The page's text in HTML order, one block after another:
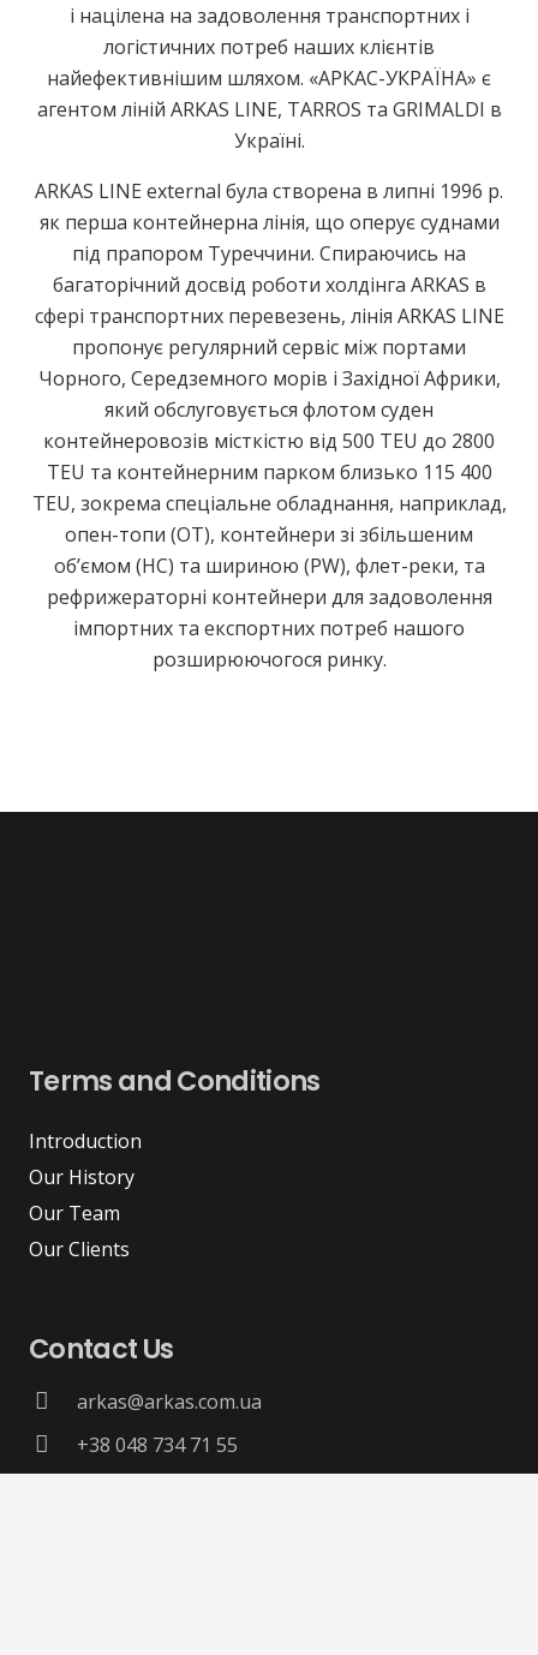
і націлена на задоволення транспортних і
логістичних потреб наших клієнтів
найефективнішим шляхом. «АРКАС-УКРАЇНА» є
агентом ліній ARKAS LINE, TARROS та GRIMALDI в
Україні.
ARKAS LINE external була створена в липні 1996 р.
як перша контейнерна лінія, що оперує суднами
під прапором Туреччини. Спираючись на
багаторічний досвід роботи холдінга ARKAS в
сфері транспортних перевезень, лінія ARKAS LINE
пропонує регулярний сервіс між портами
Чорного, Середземного морів і Західної Африки,
який обслуговується флотом суден
контейнеровозів місткістю від 500 TEU до 2800
TEU та контейнерним парком близько 115 400
TEU, зокрема спеціальне обладнання, наприклад,
опен-топи (ОТ), контейнери зі збільшеним
об’ємом (HC) та шириною (PW), флет-реки, та
рефрижераторні контейнери для задоволення
імпортних та експортних потреб нашого
розширюючогося ринку.
Terms and Conditions
Introduction
Our History
Our Team
Our Clients
Contact Us
arkas@arkas.com.ua
+38 048 734 71 55